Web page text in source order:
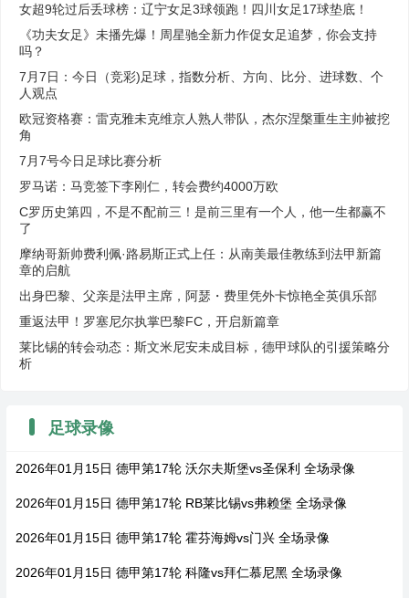
女超9轮过后丢球榜：辽宁女足3球领跑！四川女足17球垫底！
《功夫女足》未播先爆！周星驰全新力作促女足追梦，你会支持
吗？
7月7日：今日（竞彩)足球，指数分析、方向、比分、进球数、个
人观点
欧冠资格赛：雷克雅未克维京人熟人带队，杰尔涅槃重生主帅被挖
角
7月7号今日足球比赛分析
罗马诺：马竞签下李刚仁，转会费约4000万欧
C罗历史第四，不是不配前三！是前三里有一个人，他一生都赢不
了
摩纳哥新帅费利佩·路易斯正式上任：从南美最佳教练到法甲新篇
章的启航
出身巴黎、父亲是法甲主席，阿瑟・费里凭外卡惊艳全英俱乐部
重返法甲！罗塞尼尔执掌巴黎FC，开启新篇章
莱比锡的转会动态：斯文米尼安未成目标，德甲球队的引援策略分
析
足球录像
2026年01月15日 德甲第17轮 沃尔夫斯堡vs圣保利 全场录像
2026年01月15日 德甲第17轮 RB莱比锡vs弗赖堡 全场录像
2026年01月15日 德甲第17轮 霍芬海姆vs门兴 全场录像
2026年01月15日 德甲第17轮 科隆vs拜仁慕尼黑 全场录像